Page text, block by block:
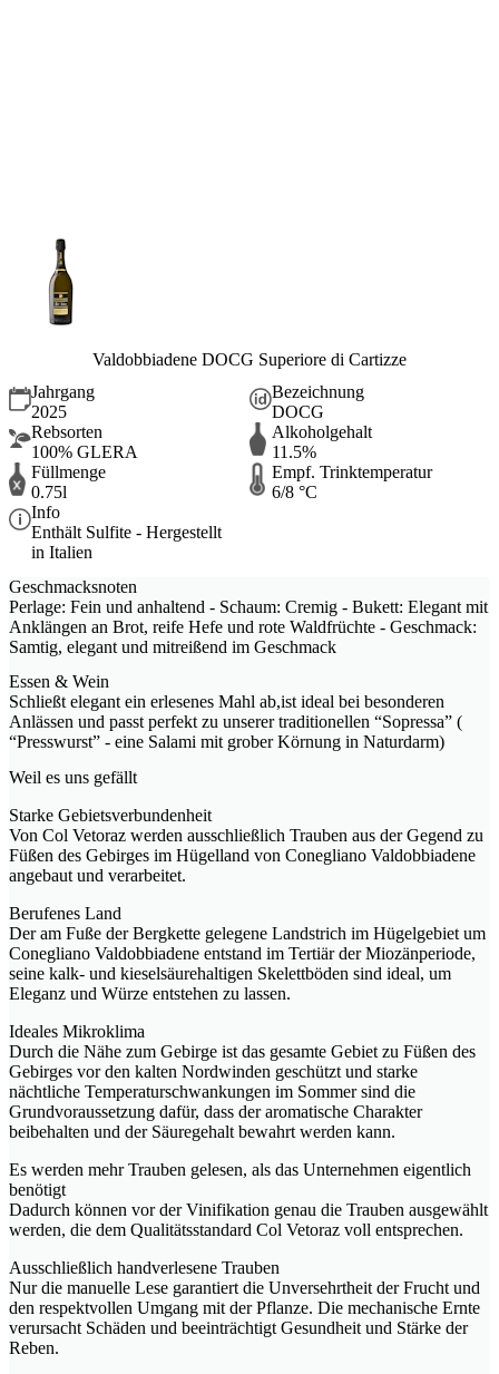
Valdobbiadene DOCG Superiore di Cartizze
Jahrgang
2025
Bezeichnung
DOCG
Rebsorten
100% GLERA
Alkoholgehalt
11.5%
Füllmenge
0.75l
Empf. Trinktemperatur
6/8 °C
Info
Enthält Sulfite - Hergestellt
in Italien
Geschmacksnoten
Perlage: Fein und anhaltend - Schaum: Cremig - Bukett: Elegant mit
Anklängen an Brot, reife Hefe und rote Waldfrüchte - Geschmack:
Samtig, elegant und mitreißend im Geschmack
Essen & Wein
Schließt elegant ein erlesenes Mahl ab,ist ideal bei besonderen
Anlässen und passt perfekt zu unserer traditionellen “Sopressa” (
“Presswurst” - eine Salami mit grober Körnung in Naturdarm)
Weil es uns gefällt
Starke Gebietsverbundenheit
Von Col Vetoraz werden ausschließlich Trauben aus der Gegend zu
Füßen des Gebirges im Hügelland von Conegliano Valdobbiadene
angebaut und verarbeitet.
Berufenes Land
Der am Fuße der Bergkette gelegene Landstrich im Hügelgebiet um
Conegliano Valdobbiadene entstand im Tertiär der Miozänperiode,
seine kalk- und kieselsäurehaltigen Skelettböden sind ideal, um
Eleganz und Würze entstehen zu lassen.
Ideales Mikroklima
Durch die Nähe zum Gebirge ist das gesamte Gebiet zu Füßen des
Gebirges vor den kalten Nordwinden geschützt und starke
nächtliche Temperaturschwankungen im Sommer sind die
Grundvoraussetzung dafür, dass der aromatische Charakter
beibehalten und der Säuregehalt bewahrt werden kann.
Es werden mehr Trauben gelesen, als das Unternehmen eigentlich
benötigt
Dadurch können vor der Vinifikation genau die Trauben ausgewählt
werden, die dem Qualitätsstandard Col Vetoraz voll entsprechen.
Ausschließlich handverlesene Trauben
Nur die manuelle Lese garantiert die Unversehrtheit der Frucht und
den respektvollen Umgang mit der Pflanze. Die mechanische Ernte
verursacht Schäden und beeinträchtigt Gesundheit und Stärke der
Reben.